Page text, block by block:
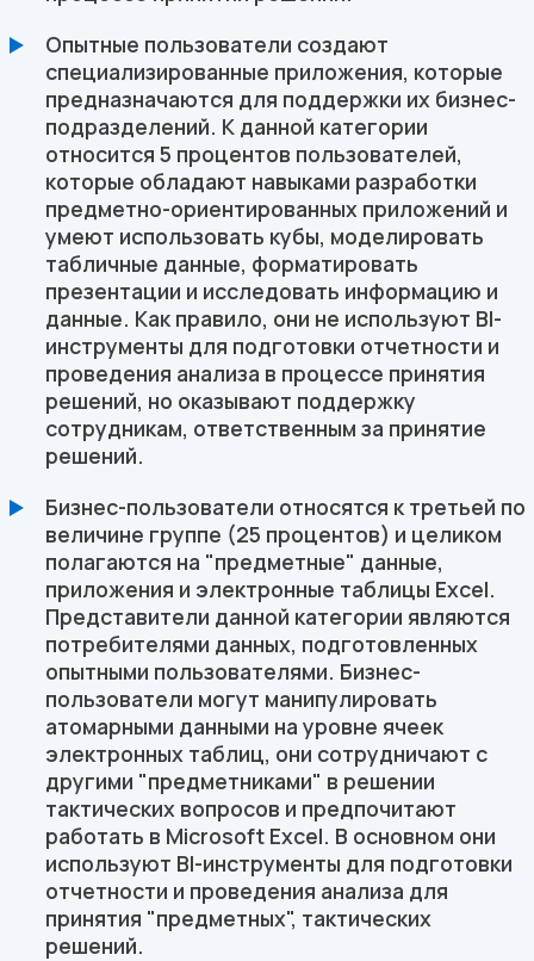
Опытные пользователи создают
специализированные приложения, которые
предназначаются для поддержки их бизнес-
подразделений. К данной категории
относится 5 процентов пользователей,
которые обладают навыками разработки
предметно-ориентированных приложений и
умеют использовать кубы, моделировать
табличные данные, форматировать
презентации и исследовать информацию и
данные. Как правило, они не используют BI-
инструменты для подготовки отчетности и
проведения анализа в процессе принятия
решений, но оказывают поддержку
сотрудникам, ответственным за принятие
решений.
Бизнес-пользователи относятся к третьей по
величине группе (25 процентов) и целиком
полагаются на "предметные" данные,
приложения и электронные таблицы Excel.
Представители данной категории являются
потребителями данных, подготовленных
опытными пользователями. Бизнес-
пользователи могут манипулировать
атомарными данными на уровне ячеек
электронных таблиц, они сотрудничают с
другими "предметниками" в решении
тактических вопросов и предпочитают
работать в Microsoft Excel. В основном они
используют BI-инструменты для подготовки
отчетности и проведения анализа для
принятия "предметных", тактических
решений.